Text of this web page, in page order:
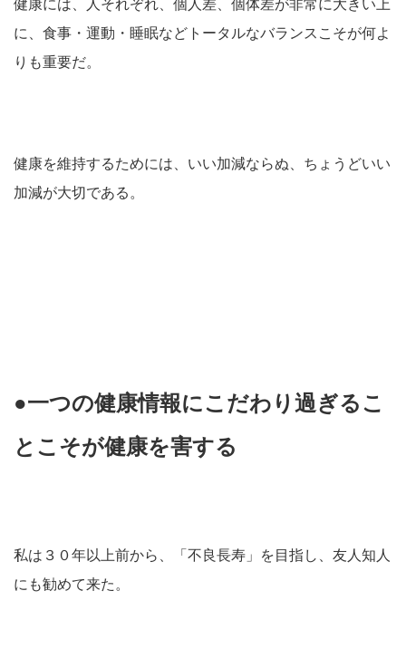
健康には、人それぞれ、個人差、個体差が非常に大きい上
に、食事・運動・睡眠などトータルなバランスこそが何よ
りも重要だ。
健康を維持するためには、いい加減ならぬ、ちょうどいい
加減が大切である。
●一つの健康情報にこだわり過ぎるこ
とこそが健康を害する
私は３０年以上前から、「不良長寿」を目指し、友人知人
にも勧めて来た。